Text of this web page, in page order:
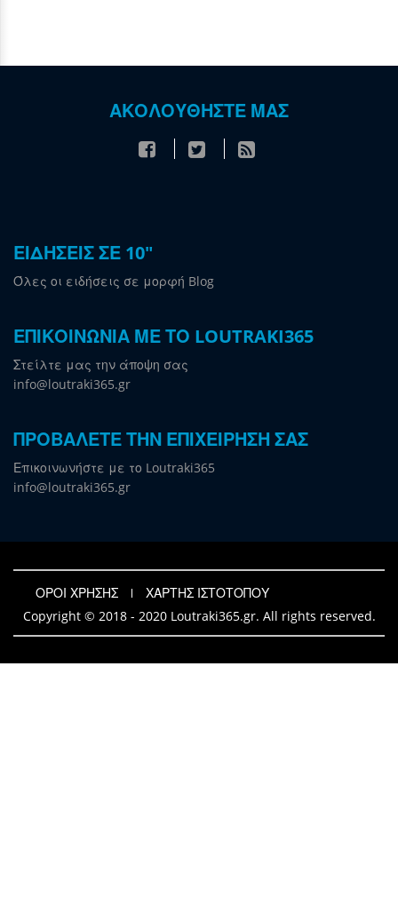
ΑΚΟΛΟΥΘΗΣΤΕ ΜΑΣ
ΕΙΔΗΣΕΙΣ ΣΕ 10"
Όλες οι ειδήσεις σε μορφή Blog
ΕΠΙΚΟΙΝΩΝΙΑ ΜΕ ΤΟ LOUTRAKI365
Στείλτε μας την άποψη σας
info@loutraki365.gr
ΠΡΟΒΑΛΕΤΕ ΤΗΝ ΕΠΙΧΕΙΡΗΣΗ ΣΑΣ
Επικοινωνήστε με το Loutraki365
info@loutraki365.gr
ΟΡΟΙ ΧΡΗΣΗΣ
ΧΑΡΤΗΣ ΙΣΤΟΤΟΠΟΥ
Copyright © 2018 - 2020 Loutraki365.gr. All rights reserved.